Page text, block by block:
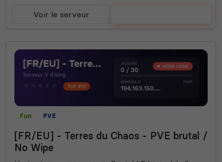
Voir le serveur
Fun PVE
[FR/EU] - Terres du Chaos - PVE brutal /
No Wipe